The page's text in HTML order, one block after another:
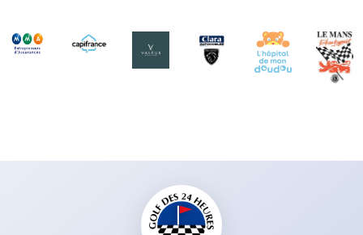
Aux côtés de la Fédération Française de Golf, le Golf des 24 Heures
applique, depuis 2014 les principes de lacharte Golf et
, le plan Ecophyto 2. Labélisé Golf pour la Biodiversité -